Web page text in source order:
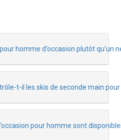
homme d’occasion plutôt qu’un
t-il les skis de seconde main
pour homme sont